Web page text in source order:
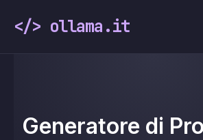
</> ollama.it
Generatore di